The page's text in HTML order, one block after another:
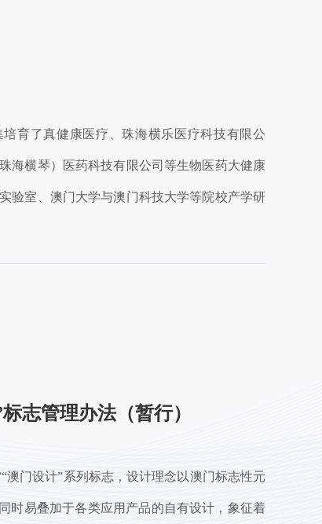
育了真健康医疗、珠海横乐医疗科技有限公
海横琴）医药科技有限公司等生物医药大健康
验室、澳门大学与澳门科技大学等院校产学研
志管理办法（暂行）
澳门设计”系列标志，设计理念以澳门标志性元
时易叠加于各类应用产品的自有设计，象征着